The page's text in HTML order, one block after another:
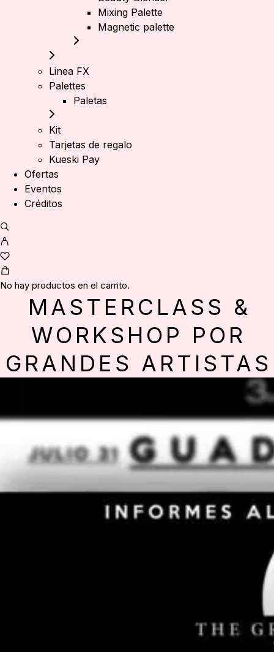
Mixing Palette
Magnetic palette
Linea FX
Palettes
Paletas
Kit
Tarjetas de regalo
Kueski Pay
Ofertas
Eventos
Créditos
No hay productos en el carrito.
MASTERCLASS &
WORKSHOP POR
GRANDES ARTISTAS